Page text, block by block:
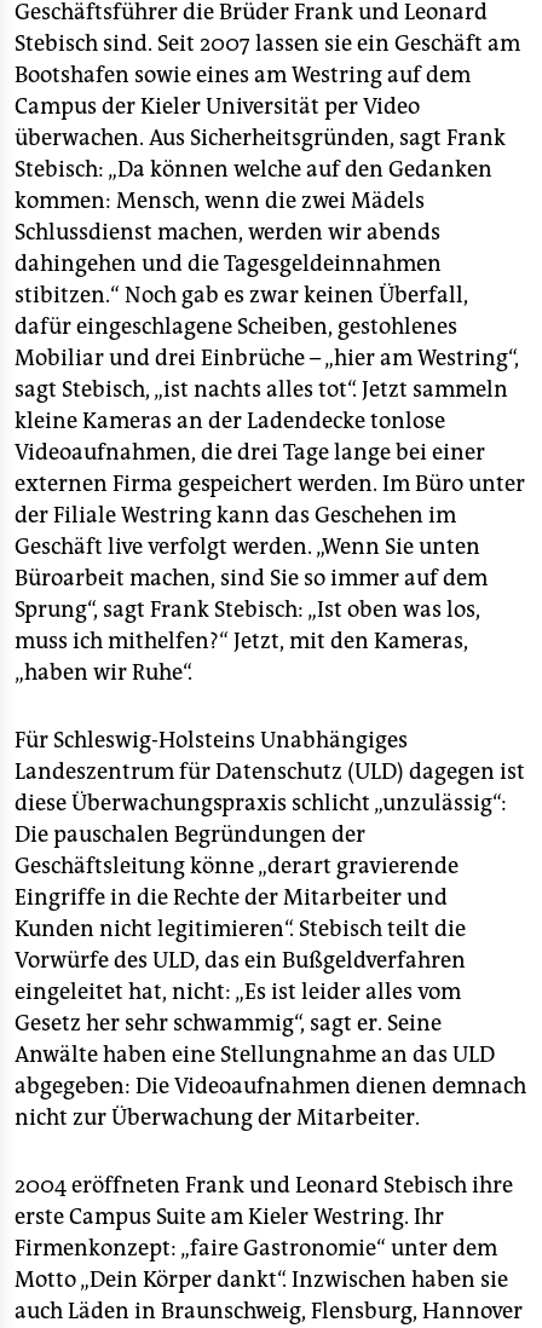
Geschäftsführer die Brüder Frank und Leonard
Stebisch sind. Seit 2007 lassen sie ein Geschäft am
Bootshafen sowie eines am Westring auf dem
Campus der Kieler Universität per Video
überwachen. Aus Sicherheitsgründen, sagt Frank
Stebisch: „Da können welche auf den Gedanken
kommen: Mensch, wenn die zwei Mädels
Schlussdienst machen, werden wir abends
dahingehen und die Tagesgeldeinnahmen
stibitzen.“ Noch gab es zwar keinen Überfall,
dafür eingeschlagene Scheiben, gestohlenes
Mobiliar und drei Einbrüche – „hier am Westring“,
sagt Stebisch, „ist nachts alles tot“. Jetzt sammeln
kleine Kameras an der Ladendecke tonlose
Videoaufnahmen, die drei Tage lange bei einer
externen Firma gespeichert werden. Im Büro unter
der Filiale Westring kann das Geschehen im
Geschäft live verfolgt werden. „Wenn Sie unten
Büroarbeit machen, sind Sie so immer auf dem
Sprung“, sagt Frank Stebisch: „Ist oben was los,
muss ich mithelfen?“ Jetzt, mit den Kameras,
„haben wir Ruhe“.
Für Schleswig-Holsteins Unabhängiges
Landeszentrum für Datenschutz (ULD) dagegen ist
diese Überwachungspraxis schlicht „unzulässig“:
Die pauschalen Begründungen der
Geschäftsleitung könne „derart gravierende
Eingriffe in die Rechte der Mitarbeiter und
Kunden nicht legitimieren“. Stebisch teilt die
Vorwürfe des ULD, das ein Bußgeldverfahren
eingeleitet hat, nicht: „Es ist leider alles vom
Gesetz her sehr schwammig“, sagt er. Seine
Anwälte haben eine Stellungnahme an das ULD
abgegeben: Die Videoaufnahmen dienen demnach
nicht zur Überwachung der Mitarbeiter.
2004 eröffneten Frank und Leonard Stebisch ihre
erste Campus Suite am Kieler Westring. Ihr
Firmenkonzept: „faire Gastronomie“ unter dem
Motto „Dein Körper dankt“. Inzwischen haben sie
auch Läden in Braunschweig, Flensburg, Hannover